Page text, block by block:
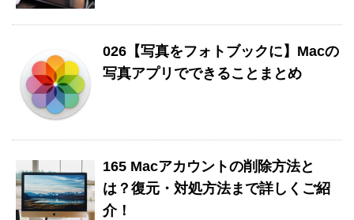
026【写真をフォトブックに】Macの
写真アプリでできることまとめ
165 Macアカウントの削除方法と
は？復元・対処方法まで詳しくご紹
介！